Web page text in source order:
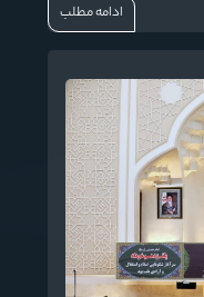
ادامه مطلب